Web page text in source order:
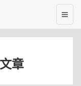
章